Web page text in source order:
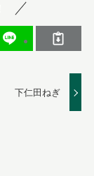
下仁田ねぎ